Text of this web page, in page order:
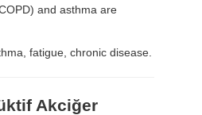
and asthma are
fatigue, chronic disease.
Akciğer